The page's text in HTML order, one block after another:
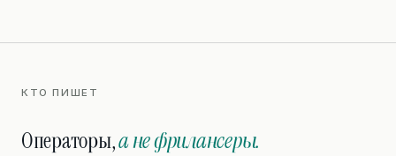
КТО ПИШЕТ
Операторы,а не фрилансеры.